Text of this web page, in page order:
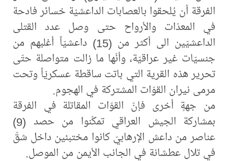
الفرقة أن يُلحقوا بالعصابات الداعشيّة خسائر فادحة
في المعدّات والأرواح حتى وصل عدد القتلى
الداعشيّين الى أكثر من (15) داعشيّاً أغلبهم من
جنسيّات غير عراقيّة، وأنّها ما زالت متواصلة حتّى
تحرير هذه القرية التي باتت ساقطة عسكريّاً وتحت
مرمى نيران القوّات المشتركة في الهجوم.
من جهةٍ أخرى فإنّ القوّات المقاتلة في الفرقة
بمشاركة الجيش العراقي تمكّنوا من حصد (9)
عناصر من داعش الإرهابيّ كانوا مختبئين داخل شقّ
في تلال عطشانة في الجانب الأيمن من الموصل.